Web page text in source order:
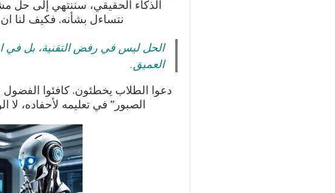
الذكاء الحقيقي، سننتهي إلى حل
نتساءل بشأنه. فكيف لنا ان
الحل ليس في رفض التقنية، بل في
العميق.
دعوا الطلاب يخطئون. كافئوا الفضول
الصبور” في تعليمه لأحفاده، لا